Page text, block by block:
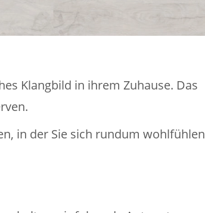
Klangbild in ihrem Zuhause. Das
in der Sie sich rundum wohlfühlen